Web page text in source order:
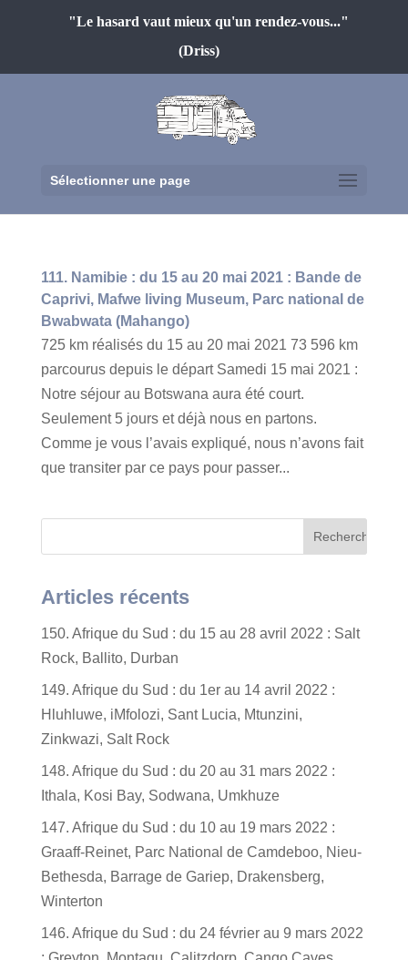
"Le hasard vaut mieux qu'un rendez-vous..."
(Driss)
Sélectionner une page
111. Namibie : du 15 au 20 mai 2021 : Bande de
Caprivi, Mafwe living Museum, Parc national de
Bwabwata (Mahango)
725 km réalisés du 15 au 20 mai 2021 73 596 km
parcourus depuis le départ Samedi 15 mai 2021 :
Notre séjour au Botswana aura été court.
Seulement 5 jours et déjà nous en partons.
Comme je vous l’avais expliqué, nous n’avons fait
que transiter par ce pays pour passer...
Articles récents
150. Afrique du Sud : du 15 au 28 avril 2022 : Salt
Rock, Ballito, Durban
149. Afrique du Sud : du 1er au 14 avril 2022 :
Hluhluwe, iMfolozi, Sant Lucia, Mtunzini,
Zinkwazi, Salt Rock
148. Afrique du Sud : du 20 au 31 mars 2022 :
Ithala, Kosi Bay, Sodwana, Umkhuze
147. Afrique du Sud : du 10 au 19 mars 2022 :
Graaff-Reinet, Parc National de Camdeboo, Nieu-
Bethesda, Barrage de Gariep, Drakensberg,
Winterton
146. Afrique du Sud : du 24 février au 9 mars 2022